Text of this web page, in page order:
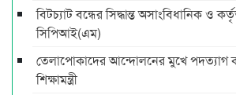
বিটচ্যাট বন্ধের সিদ্ধান্ত অসাংবিধানিক ও
সিপিআই(এম)
তেলাপোকাদের আন্দোলনের মুখে পদত্যাগ
শিক্ষামন্ত্রী